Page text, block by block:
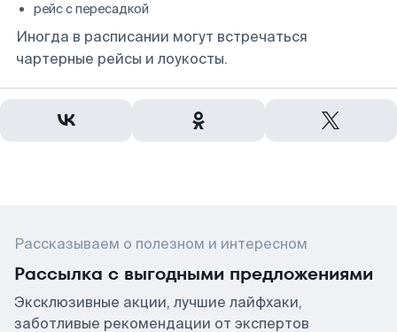
рейс с пересадкой
Иногда в расписании могут встречаться
чартерные рейсы и лоукосты.
Рассказываем о полезном и интересном
Рассылка с выгодными предложениями
Эксклюзивные акции, лучшие лайфхаки,
заботливые рекомендации от экспертов